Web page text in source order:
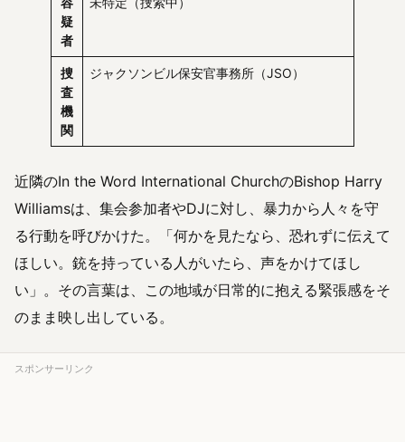
疑
者
捜
査
機
関
ジャクソンビル保安官事務所（JSO）
近隣のIn the Word International ChurchのBishop Harry
Williamsは、集会参加者やDJに対し、暴力から人々を守
る行動を呼びかけた。「何かを見たなら、恐れずに伝えて
ほしい。銃を持っている人がいたら、声をかけてほし
い」。その言葉は、この地域が日常的に抱える緊張感をそ
のまま映し出している。
スポンサーリンク